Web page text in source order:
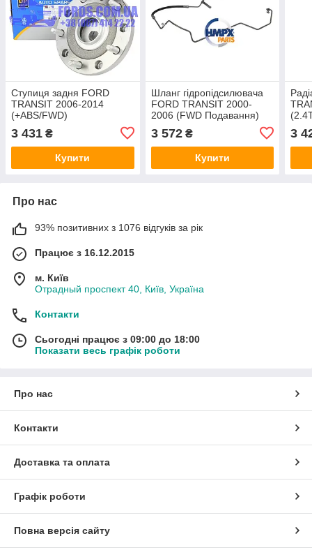
Ступиця задня FORD
TRANSIT 2006-2014
(+ABS/FWD)
(1377912/6C111A049DA/SS1213)
DP GROUP
3 431 ₴
Купити
Шланг гідропідсилювача
FORD TRANSIT 2000-
2006 (FWD Подавання)
3 572₴
Купити
3
Про нас
93% позитивних з 1076 відгуків за рік
Працює з 16.12.2015
м. Київ
Отрадный проспект 40, Київ, Україна
Контакти
Сьогодні працює з 09:00 до 18:00
Показати весь графік роботи
Про нас
Контакти
Доставка та оплата
Графік роботи
Повна версія сайту